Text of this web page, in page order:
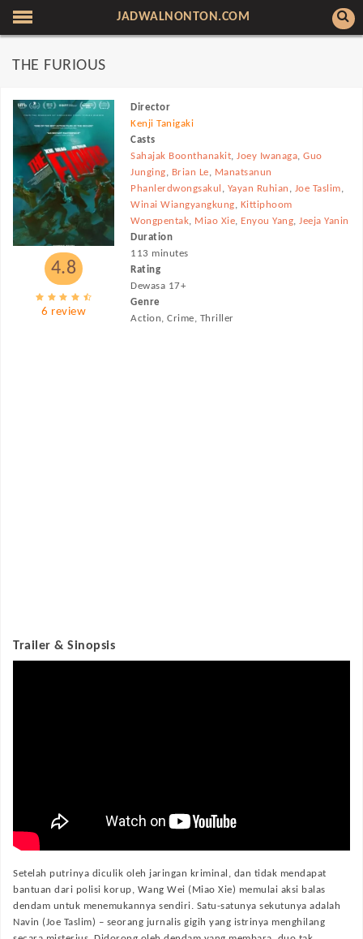
JADWALNONTON.COM
THE FURIOUS
4.8
6 review
Director
Kenji Tanigaki
Casts
Sahajak Boonthanakit,Joey Iwanaga,Guo
Junging, Brian Le, Manatsanun
Phanlerdwongsakul , Yayan Ruhian , Joe Taslim,
Winai Wiangyangkung, Kittiphoom
Wongpentak, Miao Xie, Enyou Yang,Jeeja Yanin
Duration
113 minutes
Rating
Dewasa 17+
Genre
Action, Crime, Thriller
Trailer & Sinopsis
Setelah putrinya diculik oleh jaringan kriminal, dan tidak mendapat
bantuan dari polisi korup, Wang Wei (Miao Xie) memulai aksi balas
dendam untuk menemukannya sendiri. Satu-satunya sekutunya adalah
Navin (Joe Taslim) – seorang jurnalis gigih yang istrinya menghilang